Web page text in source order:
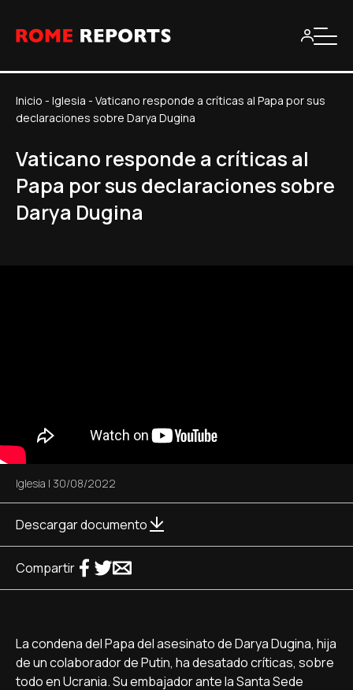
Inicio - Iglesia - Vaticano responde a críticas al Papa por sus
declaraciones sobre Darya Dugina
Vaticano responde a críticas al
Papa por sus declaraciones sobre
Darya Dugina
Iglesia | 30/08/2022
Descargar documento
Compartir
La condena del Papa del asesinato de Darya Dugina, hija
de un colaborador de Putin, ha desatado críticas, sobre
todo en Ucrania. Su embajador ante la Santa Sede